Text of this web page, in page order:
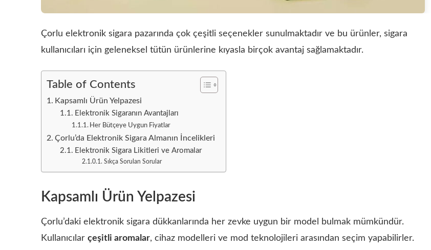
Çorlu elektronik sigara pazarında çok çeşitli seçenekler sunulmaktadır ve bu ürünler, sigara
kullanıcıları için geleneksel tütün ürünlerine kıyasla birçok avantaj sağlamaktadır.
Table of Contents
Kapsamlı Ürün Yelpazesi
Elektronik Sigaranın Avantajları
Her Bütçeye Uygun Fiyatlar
Çorlu’da Elektronik Sigara Almanın İncelikleri
Elektronik Sigara Likitleri ve Aromalar
Sıkça Sorulan Sorular
Kapsamlı Ürün Yelpazesi
Çorlu’daki elektronik sigara dükkanlarında her zevke uygun bir model bulmak mümkündür.
Kullanıcılar çeşitli aromalar, cihaz modelleri ve mod teknolojileri arasından seçim yapabilirler.